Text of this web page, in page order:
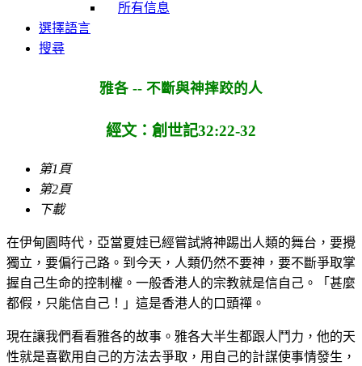
所有信息
選擇語言
搜尋
雅各 -- 不斷與神摔跤的人
經文：創世記32:22-32
第1頁
第2頁
下載
在伊甸園時代，亞當夏娃已經嘗試將神踢出人類的舞台，要攪
獨立，要偏行己路。到今天，人類仍然不要神，要不斷爭取掌
握自己生命的控制權。一般香港人的宗教就是信自己。「甚麼
都假，只能信自己！」這是香港人的口頭禪。
現在讓我們看看雅各的故事。雅各大半生都跟人鬥力，他的天
性就是喜歡用自己的方法去爭取，用自己的計謀使事情發生，